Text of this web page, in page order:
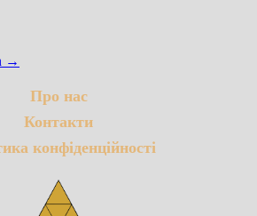
→
Про нас
Контакти
конфіденційності